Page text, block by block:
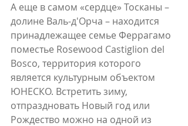
А еще в самом «сердце» Тосканы –
долине Валь-д'Орча – находится
принадлежащее семье Феррагамо
поместье Rosewood Castiglion del
Bosco, территория которого
является культурным объектом
ЮНЕСКО. Встретить зиму,
отпраздновать Новый год или
Рождество можно на одной из